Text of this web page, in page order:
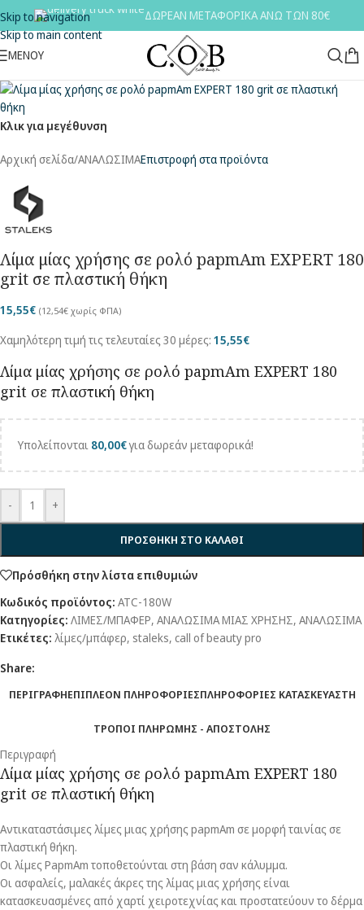
Skip to navigation
Skip to main content
ΔΩΡΕΑΝ ΜΕΤΑΦΟΡΙΚΑ ΑΝΩ ΤΩΝ 80€
ΜΕΝΟΎ
Κλικ για μεγέθυνση
Αρχική σελίδα/ΑΝΑΛΩΣΙΜΑΕπιστροφή στα προϊόντα
Λίμα μίας χρήσης σε ρολό papmAm EXPERT 180
grit σε πλαστική θήκη
15,55€ (12,54€ χωρίς ΦΠΑ)
Χαμηλότερη τιμή τις τελευταίες 30 μέρες: 15,55€
Λίμα μίας χρήσης σε ρολό papmAm EXPERT 180
grit σε πλαστική θήκη
Υπολείπονται 80,00€για δωρεάν μεταφορικά!
- +
ΠΡΟΣΘΉΚΗ ΣΤΟ ΚΑΛΆΘΙ
Πρόσθήκη στην λίστα επιθυμιών
Κωδικός προϊόντος: ATC-180W
Κατηγορίες: ΛΙΜΕΣ/ΜΠΑΦΕΡ, ΑΝΑΛΩΣΙΜΑ ΜΙΑΣ ΧΡΗΣΗΣ, ΑΝΑΛΩΣΙΜΑ
Ετικέτες: λίμες/μπάφερ, staleks, call of beauty pro
Share:
ΠΕΡΙΓΡΑΦΉΕΠΙΠΛΈΟΝ ΠΛΗΡΟΦΟΡΊΕΣΠΛΗΡΟΦΟΡΊΕΣ ΚΑΤΑΣΚΕΥΑΣΤΉ
ΤΡΌΠΟΙ ΠΛΗΡΩΜΉΣ - ΑΠΟΣΤΟΛΉΣ
Περιγραφή
Λίμα μίας χρήσης σε ρολό papmAm EXPERT 180
grit σε πλαστική θήκη
Αντικαταστάσιμες λίμες μιας χρήσης papmAm σε μορφή ταινίας σε
πλαστική θήκη.
Οι λίμες PapmAm τοποθετούνται στη βάση σαν κάλυμμα.
Οι ασφαλείς, μαλακές άκρες της λίμας μιας χρήσης είναι
κατασκευασμένες από χαρτί χειροτεχνίας και προστατεύουν το δέρμα